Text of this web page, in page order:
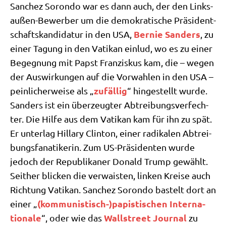
Sanchez Sor­on­do war es dann auch, der den Links­
au­ßen-Bewer­ber um die demo­kra­ti­sche Prä­si­dent­
schafts­kan­di­da­tur in den USA, Ber­nie San­ders, zu
einer Tagung in den Vati­kan ein­lud, wo es zu einer
Begeg­nung mit Papst Fran­zis­kus kam, die – wegen
der Aus­wir­kun­gen auf die Vor­wah­len in den USA –
pein­li­cher­wei­se als „zufäl­lig“ hin­ge­stellt wur­de.
San­ders ist ein über­zeug­ter Abtrei­bungs­ver­fech­
ter. Die Hil­fe aus dem Vati­kan kam für ihn zu spät.
Er unter­lag Hil­la­ry Clin­ton, einer radi­ka­len Abtrei­
bungs­fa­na­ti­ke­rin. Zum US-Prä­si­den­ten wur­de
jedoch der Repu­bli­ka­ner Donald Trump gewählt.
Seit­her blicken die ver­wai­sten, lin­ken Krei­se auch
Rich­tung Vati­kan. Sanchez Sor­on­do bastelt dort an
einer „(kommunistisch-)papistischen Inter­na­
tio­na­le“, oder wie dasWall­street Jour­nalzu